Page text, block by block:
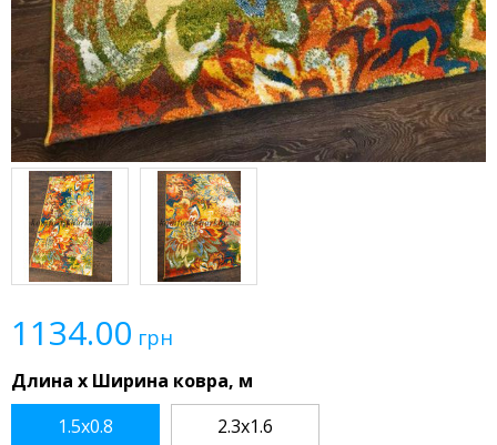
1134.00 грн
Длина x Ширина ковра, м
1.5x0.8
2.3x1.6